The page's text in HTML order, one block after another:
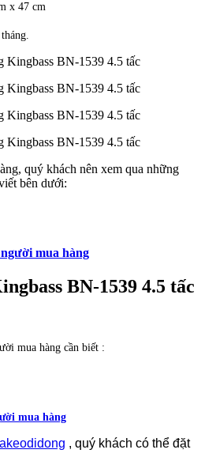
x 47 cm
quý khách nên xem qua những
bên dưới:
mua hàng
BN-1539 4.5 tấc
mua hàng cần biết :
mua hàng
, quý khách có thể đặt